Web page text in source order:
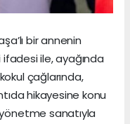
bir annenin
ifadesi ile, ayağında
çağlarında,
hikayesine konu
sanatıyla